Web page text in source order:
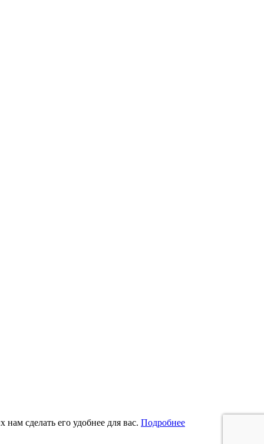
сделать его удобнее для вас. Подробнее